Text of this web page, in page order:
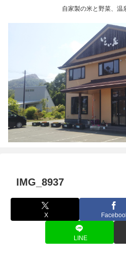
自家製の米と野菜、温
IMG_8937
X
LINE